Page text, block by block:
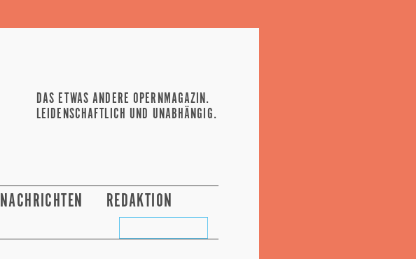
DAS ETWAS ANDERE OPERNMAGAZIN.
LEIDENSCHAFTLICH UND UNABHÄNGIG.
NACHRICHTEN REDAKTION